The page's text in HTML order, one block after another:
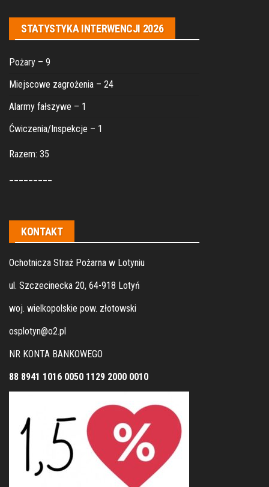
STATYSTYKA INTERWENCJI 2026
Pożary – 9
Miejscowe zagrożenia – 24
Alarmy fałszywe – 1
Ćwiczenia/Inspekcje – 1
Razem: 35
KONTAKT
Ochotnicza Straż Pożarna w Lotyniu
ul. Szczecinecka 20, 64-918 Lotyń
woj. wielkopolskie pow. złotowski
osplotyn@o2.pl
NR KONTA BANKOWEGO
88 8941 1016 0050 1129 2000 0010